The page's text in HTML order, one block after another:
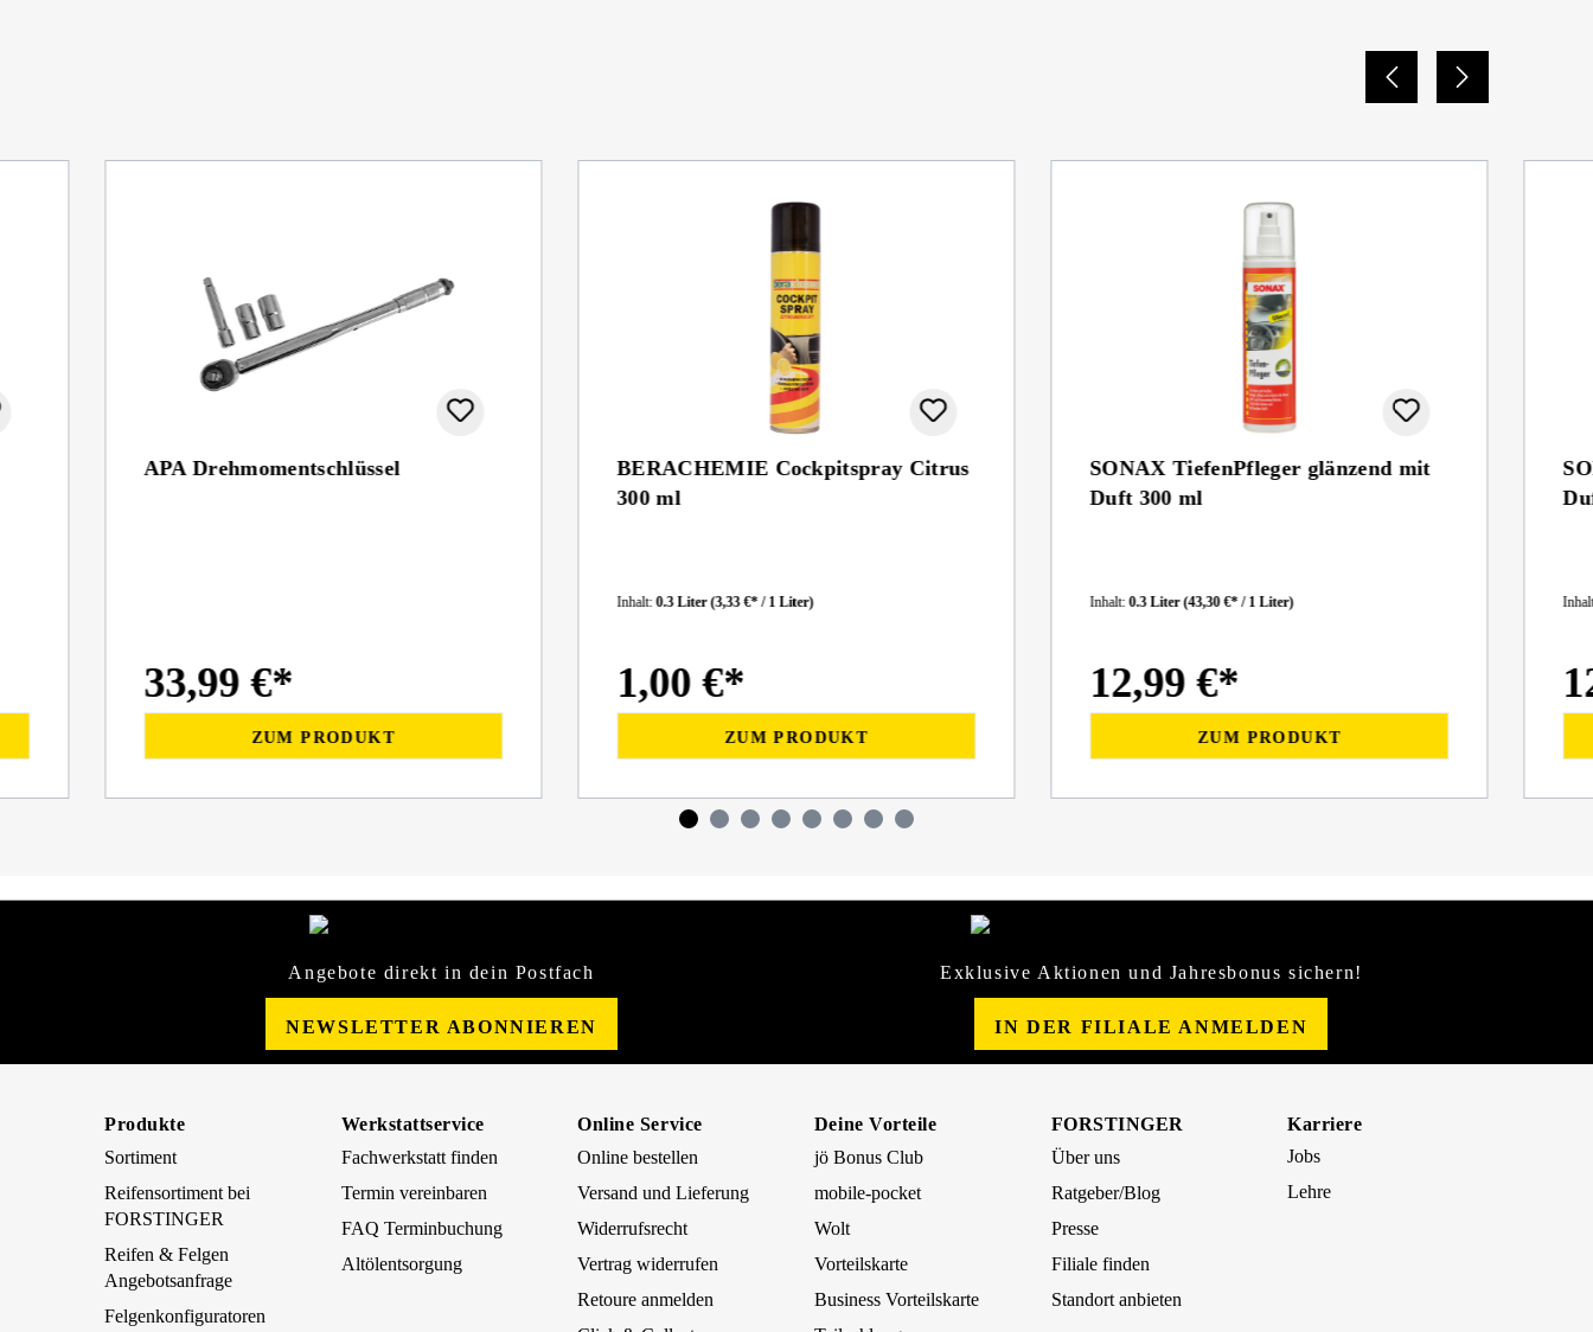
APA Drehmomentschlüssel
33,99 €*
ZUM PRODUKT
BERACHEMIE Cockpitspray Citrus
300 ml
Inhalt:0.3 Liter(3,33 €* / 1 Liter)
1,00 €*
ZUM PRODUKT
SONAX TiefenPfleger glänzend mit
Duft 300 ml
Inhalt:0.3 Liter(43,30 €* / 1 Liter)
12,99 €*
ZUM PRODUKT
Angebote direkt in dein Postfach
NEWSLETTER ABONNIEREN
Exklusive Aktionen und Jahresbonus sichern!
IN DER FILIALE ANMELDEN
Produkte
Sortiment
Reifensortiment bei
FORSTINGER
Reifen & Felgen
Angebotsanfrage
Felgenkonfiguratoren
Werkstattservice
Fachwerkstatt finden
Termin vereinbaren
FAQ Terminbuchung
Altölentsorgung
Online Service
Online bestellen
Versand und Lieferung
Widerrufsrecht
Vertrag widerrufen
Retoure anmelden
Deine Vorteile
jö Bonus Club
mobile-pocket
Wolt
Vorteilskarte
Business Vorteilskarte
FORSTINGER
Über uns
Ratgeber/Blog
Presse
Filiale finden
Standort anbieten
Karriere
Jobs
Lehre